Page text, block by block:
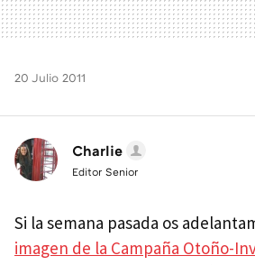
20 Julio 2011
Charlie
Editor Senior
Si la semana pasada os
imagen de la Campaña Otoño-